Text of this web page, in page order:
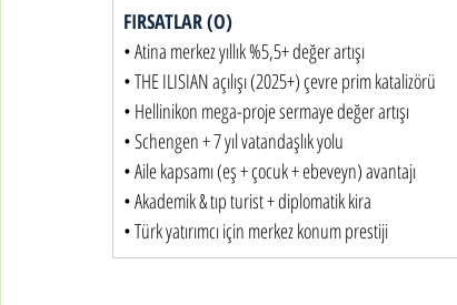
FIRSATLAR (O)
• Atina merkez yıllık %5,5+ değer artışı
• THE ILISIAN açılışı (2025+) çevre prim katalizörü
• Hellinikon mega-proje sermaye değer artışı
• Schengen + 7 yıl vatandaşlık yolu
• Aile kapsamı (eş + çocuk + ebeveyn) avantajı
• Akademik & tıp turist + diplomatik kira
• Türk yatırımcı için merkez konum prestiji